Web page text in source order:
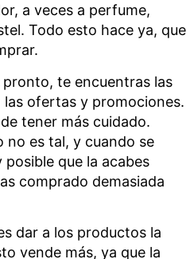
a veces a perfume,
Todo esto hace ya, que
te encuentras las
ofertas y promociones.
tener más cuidado.
no es tal, y cuando se
que la acabes
comprado demasiada
dar a los productos la
vende más, ya que la